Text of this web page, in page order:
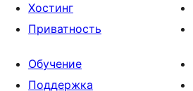
Хостинг
Приватность
Обучение
Поддержка